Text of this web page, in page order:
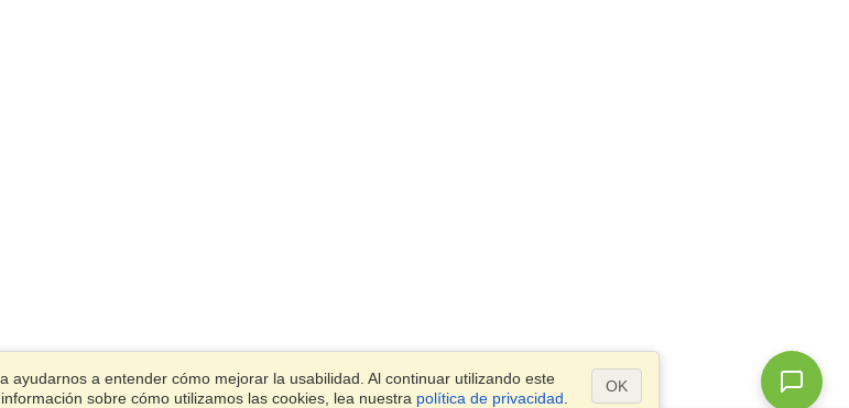
ayudarnos a entender cómo mejorar la usabilidad. Al continuar utilizando este
sobre cómo utilizamos las cookies, lea nuestra política de privacidad
OK